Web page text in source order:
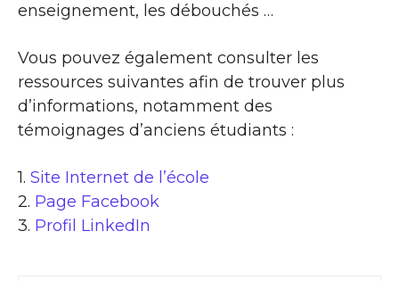
enseignement, les débouchés …
Vous pouvez également consulter les
ressources suivantes afin de trouver plus
d’informations, notamment des
témoignages d’anciens étudiants :
1. Site Internet de l’école
2. Page Facebook
3. Profil LinkedIn